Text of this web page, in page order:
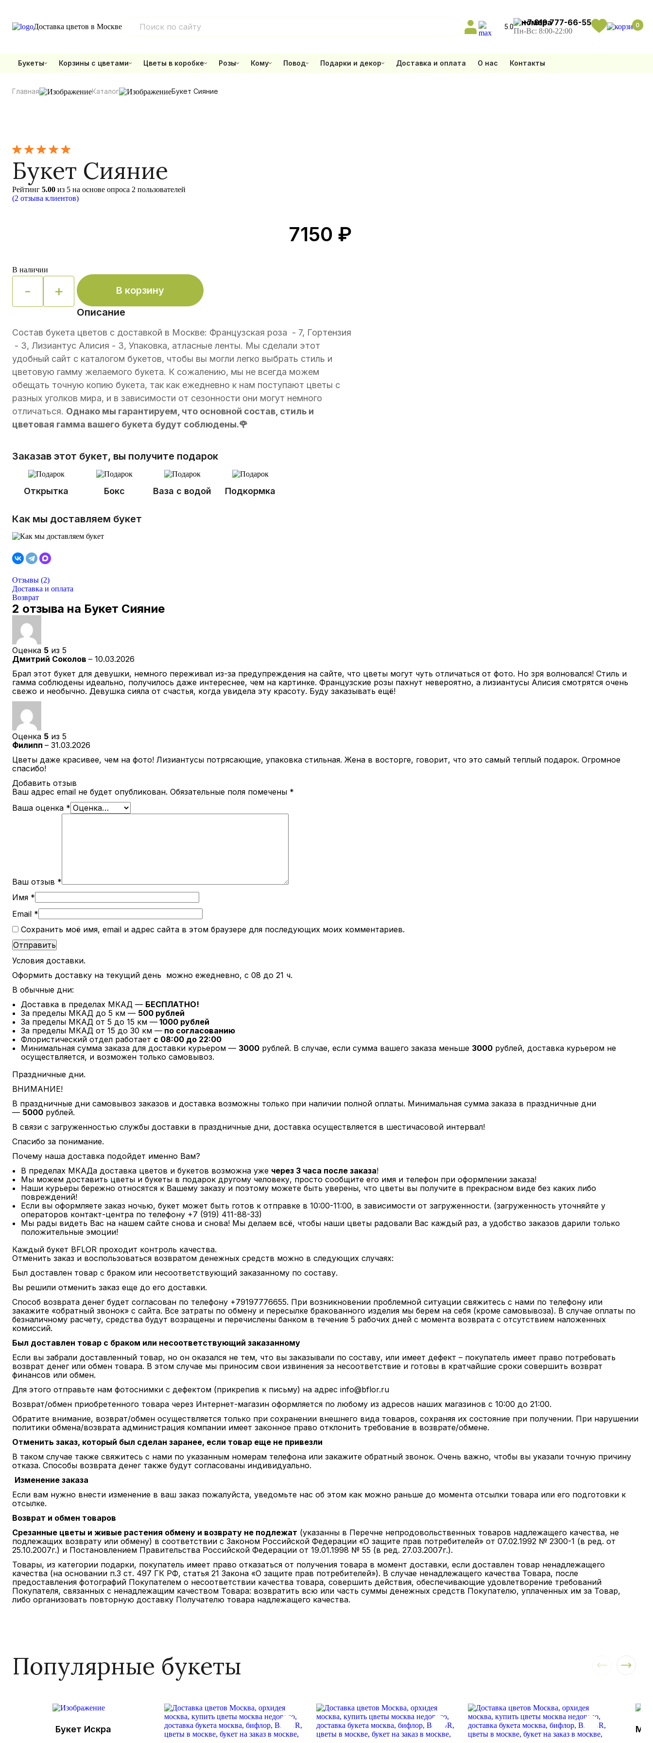
Доставка цветов в Москве 5.0 +7 919 777-66-55
Пн-Вс: 8:00-22:00
0
Букеты Корзины с цветами Цветы в коробке Розы Кому Повод Подарки и декор Доставка и оплата О нас Контакты
Главная Каталог Букет Сияние
Букет Сияние
Рейтинг5.00 из 5 на основе опроса 2 пользователей
(2 отзыва клиентов)
7150 ₽
В наличии
Quantity
- +
В корзину
Описание
Состав букета цветов с доставкой в Москве: Французская роза - 7, Гортензия
- 3, Лизиантус Алисия - 3, Упаковка, атласные ленты. Мы сделали этот
удобный сайт с каталогом букетов, чтобы вы могли легко выбрать стиль и
цветовую гамму желаемого букета. К сожалению, мы не всегда можем
обещать точную копию букета, так как ежедневно к нам поступают цветы с
разных уголков мира, и в зависимости от сезонности они могут немного
отличаться. Однако мы гарантируем, что основной состав, стиль и
цветовая гамма вашего букета будут соблюдены.🌹
Заказав этот букет, вы получите подарок
Открытка Бокс Ваза с водой Подкормка
Как мы доставляем букет
Отзывы (2)
Доставка и оплата
Возврат
2 отзыва на Букет Сияние
Оценка 5 из 5
Дмитрий Соколов– 10.03.2026
Брал этот букет для девушки, немного переживал из-за предупреждения на сайте, что цветы могут чуть отличаться от фото. Но зря волновался! Стиль и
гамма соблюдены идеально, получилось даже интереснее, чем на картинке. Французские розы пахнут невероятно, а лизиантусы Алисия смотрятся очень
свежо и необычно. Девушка сияла от счастья, когда увидела эту красоту. Буду заказывать ещё!
Оценка 5 из 5
Филипп– 31.03.2026
Цветы даже красивее, чем на фото! Лизиантусы потрясающие, упаковка стильная. Жена в восторге, говорит, что это самый теплый подарок. Огромное
спасибо!
Добавить отзыв
Ваш адрес email не будет опубликован. Обязательные поля помечены *
Ваша оценка *
Ваш отзыв *
Имя *
Email *
Сохранить моё имя, email и адрес сайта в этом браузере для последующих моих комментариев.
Условия доставки.
Оформить доставку на текущий день можно ежедневно, с 08 до 21 ч.
В обычные дни:
Доставка в пределах МКАД — БЕСПЛАТНО!
За пределы МКАД до 5 км — 500 рублей
За пределы МКАД от 5 до 15 км — 1000 рублей
За пределы МКАД от 15 до 30 км — по согласованию
Флористический отдел работает с 08:00 до 22:00
Минимальная сумма заказа для доставки курьером — 3000 рублей. В случае, если сумма вашего заказа меньше 3000 рублей, доставка курьером не
осуществляется, и возможен только самовывоз.
Праздничные дни.
ВНИМАНИЕ!
В праздничные дни самовывоз заказов и доставка возможны только при наличии полной оплаты. Минимальная сумма заказа в праздничные дни
— 5000 рублей.
В связи с загруженностью службы доставки в праздничные дни, доставка осуществляется в шестичасовой интервал!
Спасибо за понимание.
Почему наша доставка подойдет именно Вам?
В пределах МКАДа доставка цветов и букетов возможна уже через 3 часа после заказа!
Мы можем доставить цветы и букеты в подарок другому человеку, просто сообщите его имя и телефон при оформлении заказа!
Наши курьеры бережно относятся к Вашему заказу и поэтому можете быть уверены, что цветы вы получите в прекрасном виде без каких либо
повреждений!
Если вы оформляете заказ ночью, букет может быть готов к отправке в 10:00-11:00, в зависимости от загруженности. (загруженность уточняйте у
операторов контакт-центра по телефону +7 (919) 411-88-33)
Мы рады видеть Вас на нашем сайте снова и снова! Мы делаем всё, чтобы наши цветы радовали Вас каждый раз, а удобство заказов дарили только
положительные эмоции!
Каждый букет BFLOR проходит контроль качества.
Отменить заказ и воспользоваться возвратом денежных средств можно в следующих случаях:
Был доставлен товар с браком или несоответствующий заказанному по составу.
Вы решили отменить заказ еще до его доставки.
Способ возврата денег будет согласован по телефону +79197776655. При возникновении проблемной ситуации свяжитесь с нами по телефону или
закажите «обратный звонок» с сайта. Все затраты по обмену и пересылке бракованного изделия мы берем на себя (кроме самовывоза). В случае оплаты по
безналичному расчету, средства будут возращены и перечислены банком в течение 5 рабочих дней с момента возврата с отсутствием наложенных
комиссий.
Был доставлен товар с браком или несоответствующий заказанному
Если вы забрали доставленный товар, но он оказался не тем, что вы заказывали по составу, или имеет дефект – покупатель имеет право потребовать
возврат денег или обмен товара. В этом случае мы приносим свои извинения за несоответствие и готовы в кратчайшие сроки совершить возврат
финансов или обмен.
Для этого отправьте нам фотоснимки с дефектом (прикрепив к письму) на адрес info@bflor.ru
Возврат/обмен приобретенного товара через Интернет-магазин оформляется по любому из адресов наших магазинов с 10:00 до 21:00.
Обратите внимание, возврат/обмен осуществляется только при сохранении внешнего вида товаров, сохраняя их состояние при получении. При нарушении
политики обмена/возврата администрация компании имеет законное право отклонить требование в возврате/обмене.
Отменить заказ, который был сделан заранее, если товар еще не привезли
В таком случае также свяжитесь с нами по указанным номерам телефона или закажите обратный звонок. Очень важно, чтобы вы указали точную причину
отказа. Способы возврата денег также будут согласованы индивидуально.
Изменение заказа
Если вам нужно внести изменение в ваш заказ пожалуйста, уведомьте нас об этом как можно раньше до момента отсылки товара или его подготовки к
отсылке.
Возврат и обмен товаров
Срезанные цветы и живые растения обмену и возврату не подлежат (указанны в Перечне непродовольственных товаров надлежащего качества, не
подлежащих возврату или обмену) в соответствии с Законом Российской Федерации «О защите прав потребителей» от 07.02.1992 № 2300-1 (в ред. от
25.10.2007г.) и Постановлением Правительства Российской Федерации от 19.01.1998 № 55 (в ред. 27.03.2007г.).
Товары, из категории подарки, покупатель имеет право отказаться от получения товара в момент доставки, если доставлен товар ненадлежащего
качества (на основании п.3 ст. 497 ГК РФ, статья 21 Закона «О защите прав потребителей»). В случае ненадлежащего качества Товара, после
предоставления фотографий Покупателем о несоответствии качества товара, совершить действия, обеспечивающие удовлетворение требований
Покупателя, связанных с ненадлежащим качеством Товара: возвратить всю или часть суммы денежных средств Покупателю, уплаченных им за Товар,
либо организовать повторную доставку Получателю товара надлежащего качества.
Популярные букеты
Букет Искра